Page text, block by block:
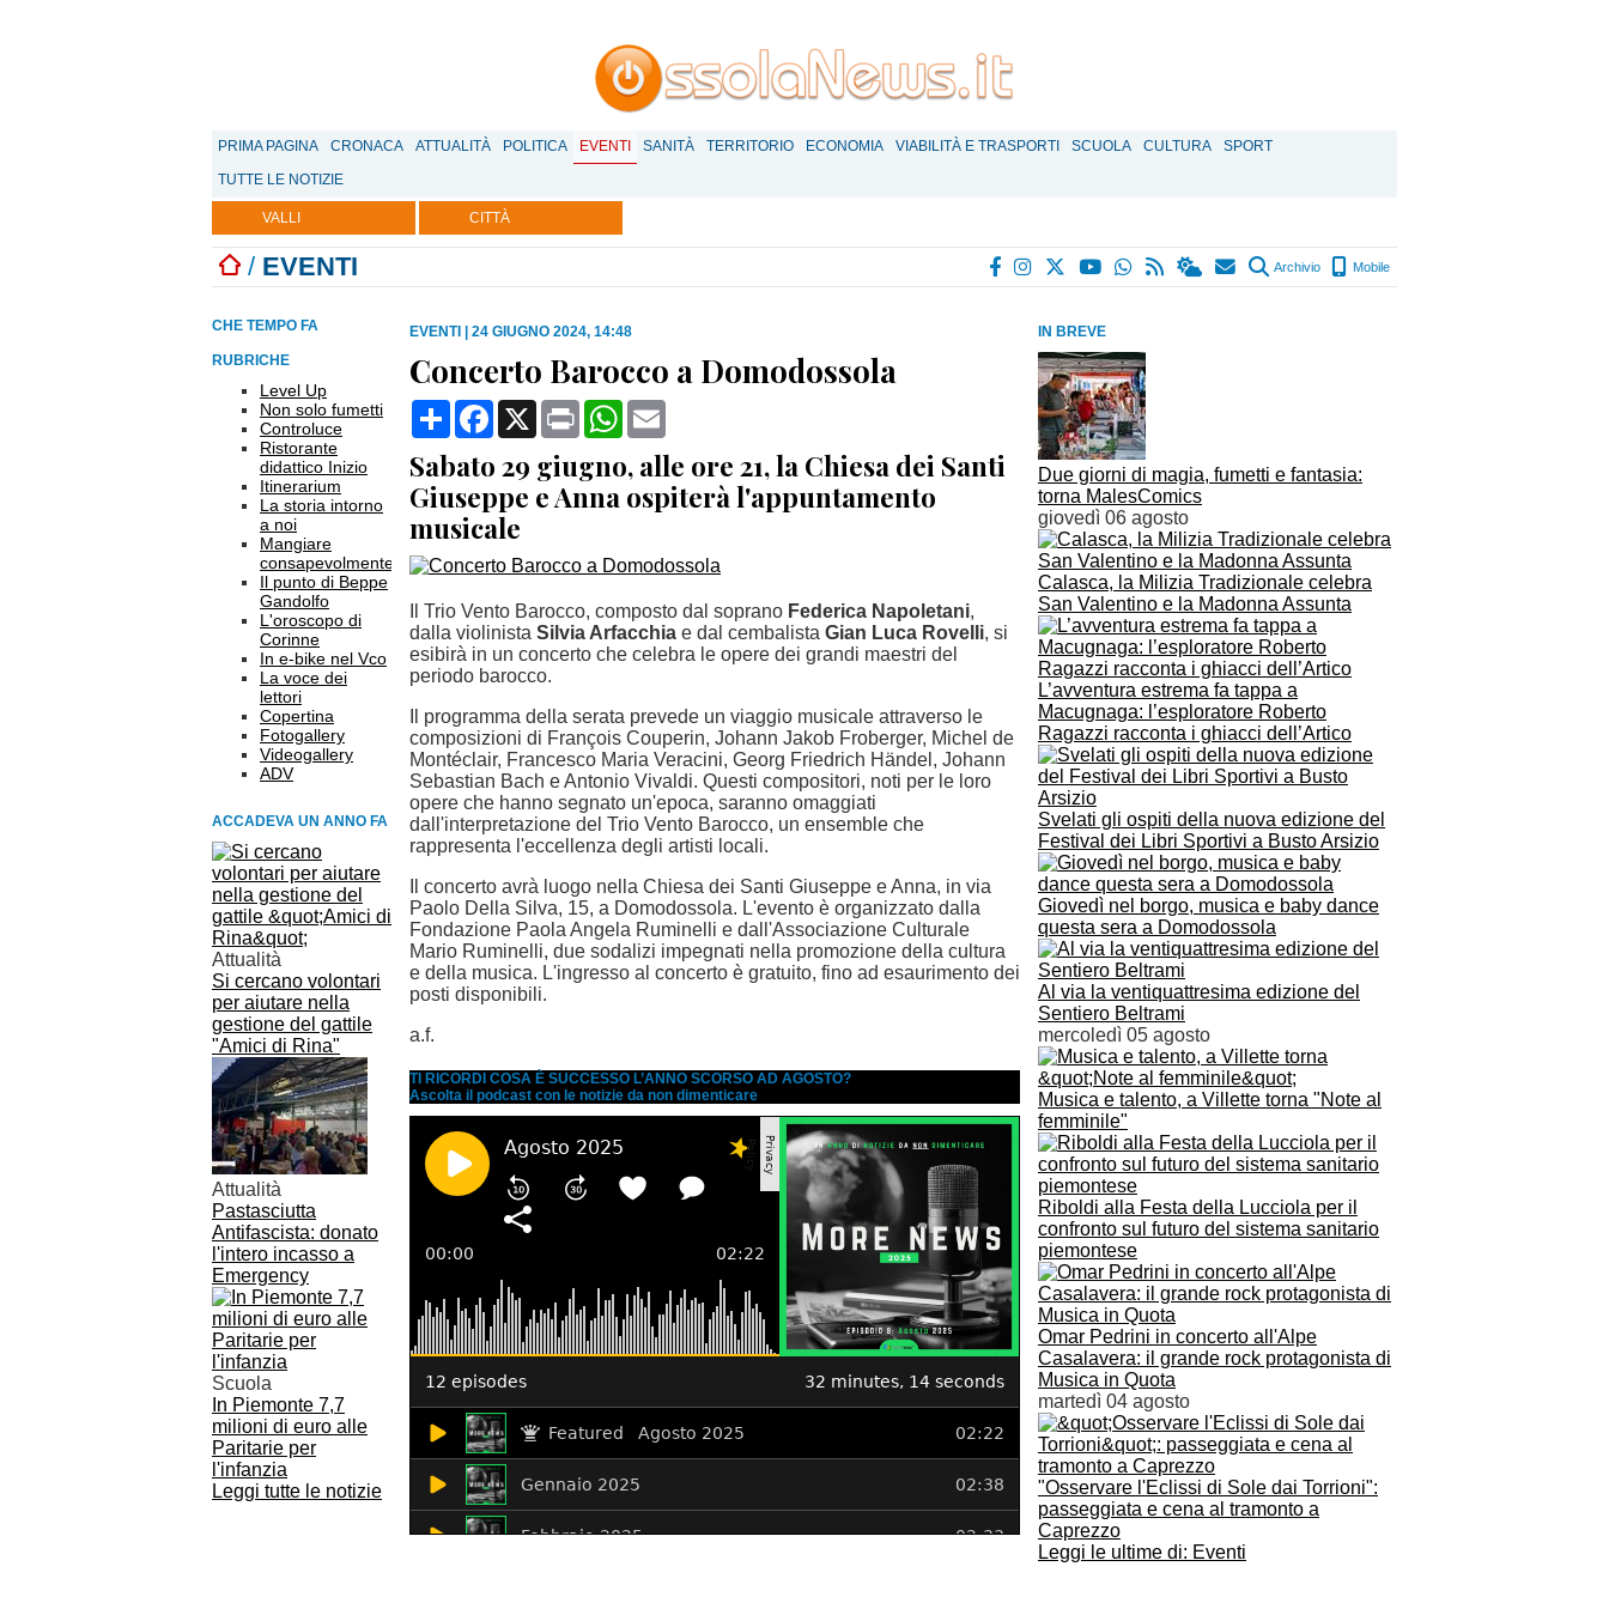
PRIMA PAGINA CRONACA ATTUALITÀ POLITICA EVENTI SANITÀ TERRITORIO ECONOMIA VIABILITÀ E TRASPORTI SCUOLA CULTURA
SPORT
TUTTE LE NOTIZIE
VALLI CITTÀ
/ EVENTI Archivio Mobile
IN BREVE
Due giorni di magia, fumetti e fantasia:
torna MalesComics
giovedì 06 agosto
Calasca, la Milizia Tradizionale celebra
San Valentino e la Madonna Assunta
L’avventura estrema fa tappa a
Macugnaga: l’esploratore Roberto
Ragazzi racconta i ghiacci dell’Artico
Svelati gli ospiti della nuova edizione del
Festival dei Libri Sportivi a Busto Arsizio
Giovedì nel borgo, musica e baby dance
questa sera a Domodossola
Al via la ventiquattresima edizione del
Sentiero Beltrami
mercoledì 05 agosto
Musica e talento, a Villette torna "Note al
femminile"
Riboldi alla Festa della Lucciola per il
confronto sul futuro del sistema sanitario
piemontese
Omar Pedrini in concerto all'Alpe
Casalavera: il grande rock protagonista di
Musica in Quota
martedì 04 agosto
"Osservare l'Eclissi di Sole dai Torrioni":
passeggiata e cena al tramonto a
Caprezzo
Leggi le ultime di: Eventi
CHE TEMPO FA
RUBRICHE
Level Up
Non solo fumetti
Controluce
Ristorante
didattico Inizio
Itinerarium
La storia intorno
a noi
Mangiare
consapevolmente
Il punto di Beppe
Gandolfo
L'oroscopo di
Corinne
In e-bike nel Vco
La voce dei
lettori
Copertina
Fotogallery
Videogallery
ADV
ACCADEVA UN ANNO FA
Attualità
Si cercano volontari
per aiutare nella
gestione del gattile
"Amici di Rina"
Attualità
Pastasciutta
Antifascista: donato
l'intero incasso a
Emergency
Scuola
In Piemonte 7,7
milioni di euro alle
Paritarie per
l'infanzia
Leggi tutte le notizie
EVENTI 24 GIUGNO 2024, 14:48
Concerto Barocco a Domodossola
CondividiFacebook
X Print WhatsApp
Sabato 29 giugno, alle ore 21, la Chiesa dei Santi
Giuseppe e Anna ospiterà l'appuntamento
musicale
Il Trio Vento Barocco, composto dal soprano Federica Napoletani,
dalla violinista Silvia Arfacchia e dal cembalista Gian Luca Rovelli, si
esibirà in un concerto che celebra le opere dei grandi maestri del
periodo barocco.
Il programma della serata prevede un viaggio musicale attraverso le
composizioni di François Couperin, Johann Jakob Froberger, Michel de
Montéclair, Francesco Maria Veracini, Georg Friedrich Händel, Johann
Sebastian Bach e Antonio Vivaldi. Questi compositori, noti per le loro
opere che hanno segnato un'epoca, saranno omaggiati
dall'interpretazione del Trio Vento Barocco, un ensemble che
rappresenta l'eccellenza degli artisti locali.
Il concerto avrà luogo nella Chiesa dei Santi Giuseppe e Anna, in via
Paolo Della Silva, 15, a Domodossola. L'evento è organizzato dalla
Fondazione Paola Angela Ruminelli e dall'Associazione Culturale
Mario Ruminelli, due sodalizi impegnati nella promozione della cultura
e della musica. L'ingresso al concerto è gratuito, fino ad esaurimento dei
posti disponibili.
a.f.
TI RICORDI COSA È SUCCESSO L’ANNO SCORSO AD AGOSTO?
Ascolta il podcast con le notizie da non dimenticare